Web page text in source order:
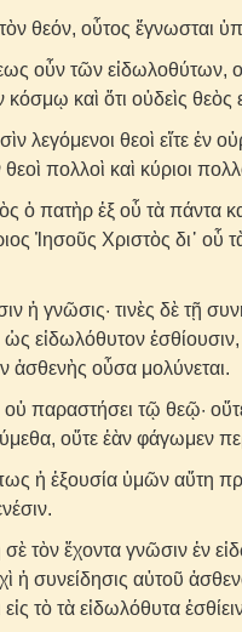
θεόν, οὗτος ἔγνωσται
οὖν τῶν εἰδωλοθύτων,
καὶ ὅτι οὐδεὶς θεὸς
λεγόμενοι θεοὶ εἴτε ἐν
πολλοὶ καὶ κύριοι
ὁ πατὴρ ἐξ οὗ τὰ πάντα
Ἰησοῦς Χριστὸς δι᾽ οὗ
ἡ γνῶσις· τινὲς δὲ τῇ
ὡς εἰδωλόθυτον ἐσθίουσιν,
ἀσθενὴς οὖσα μολύνεται.
παραστήσει τῷ θεῷ·
οὔτε ἐὰν φάγωμεν
ἡ ἐξουσία ὑμῶν αὕτη
σὲ τὸν ἔχοντα γνῶσιν ἐν
ἡ συνείδησις αὐτοῦ
τὸ τὰ εἰδωλόθυτα